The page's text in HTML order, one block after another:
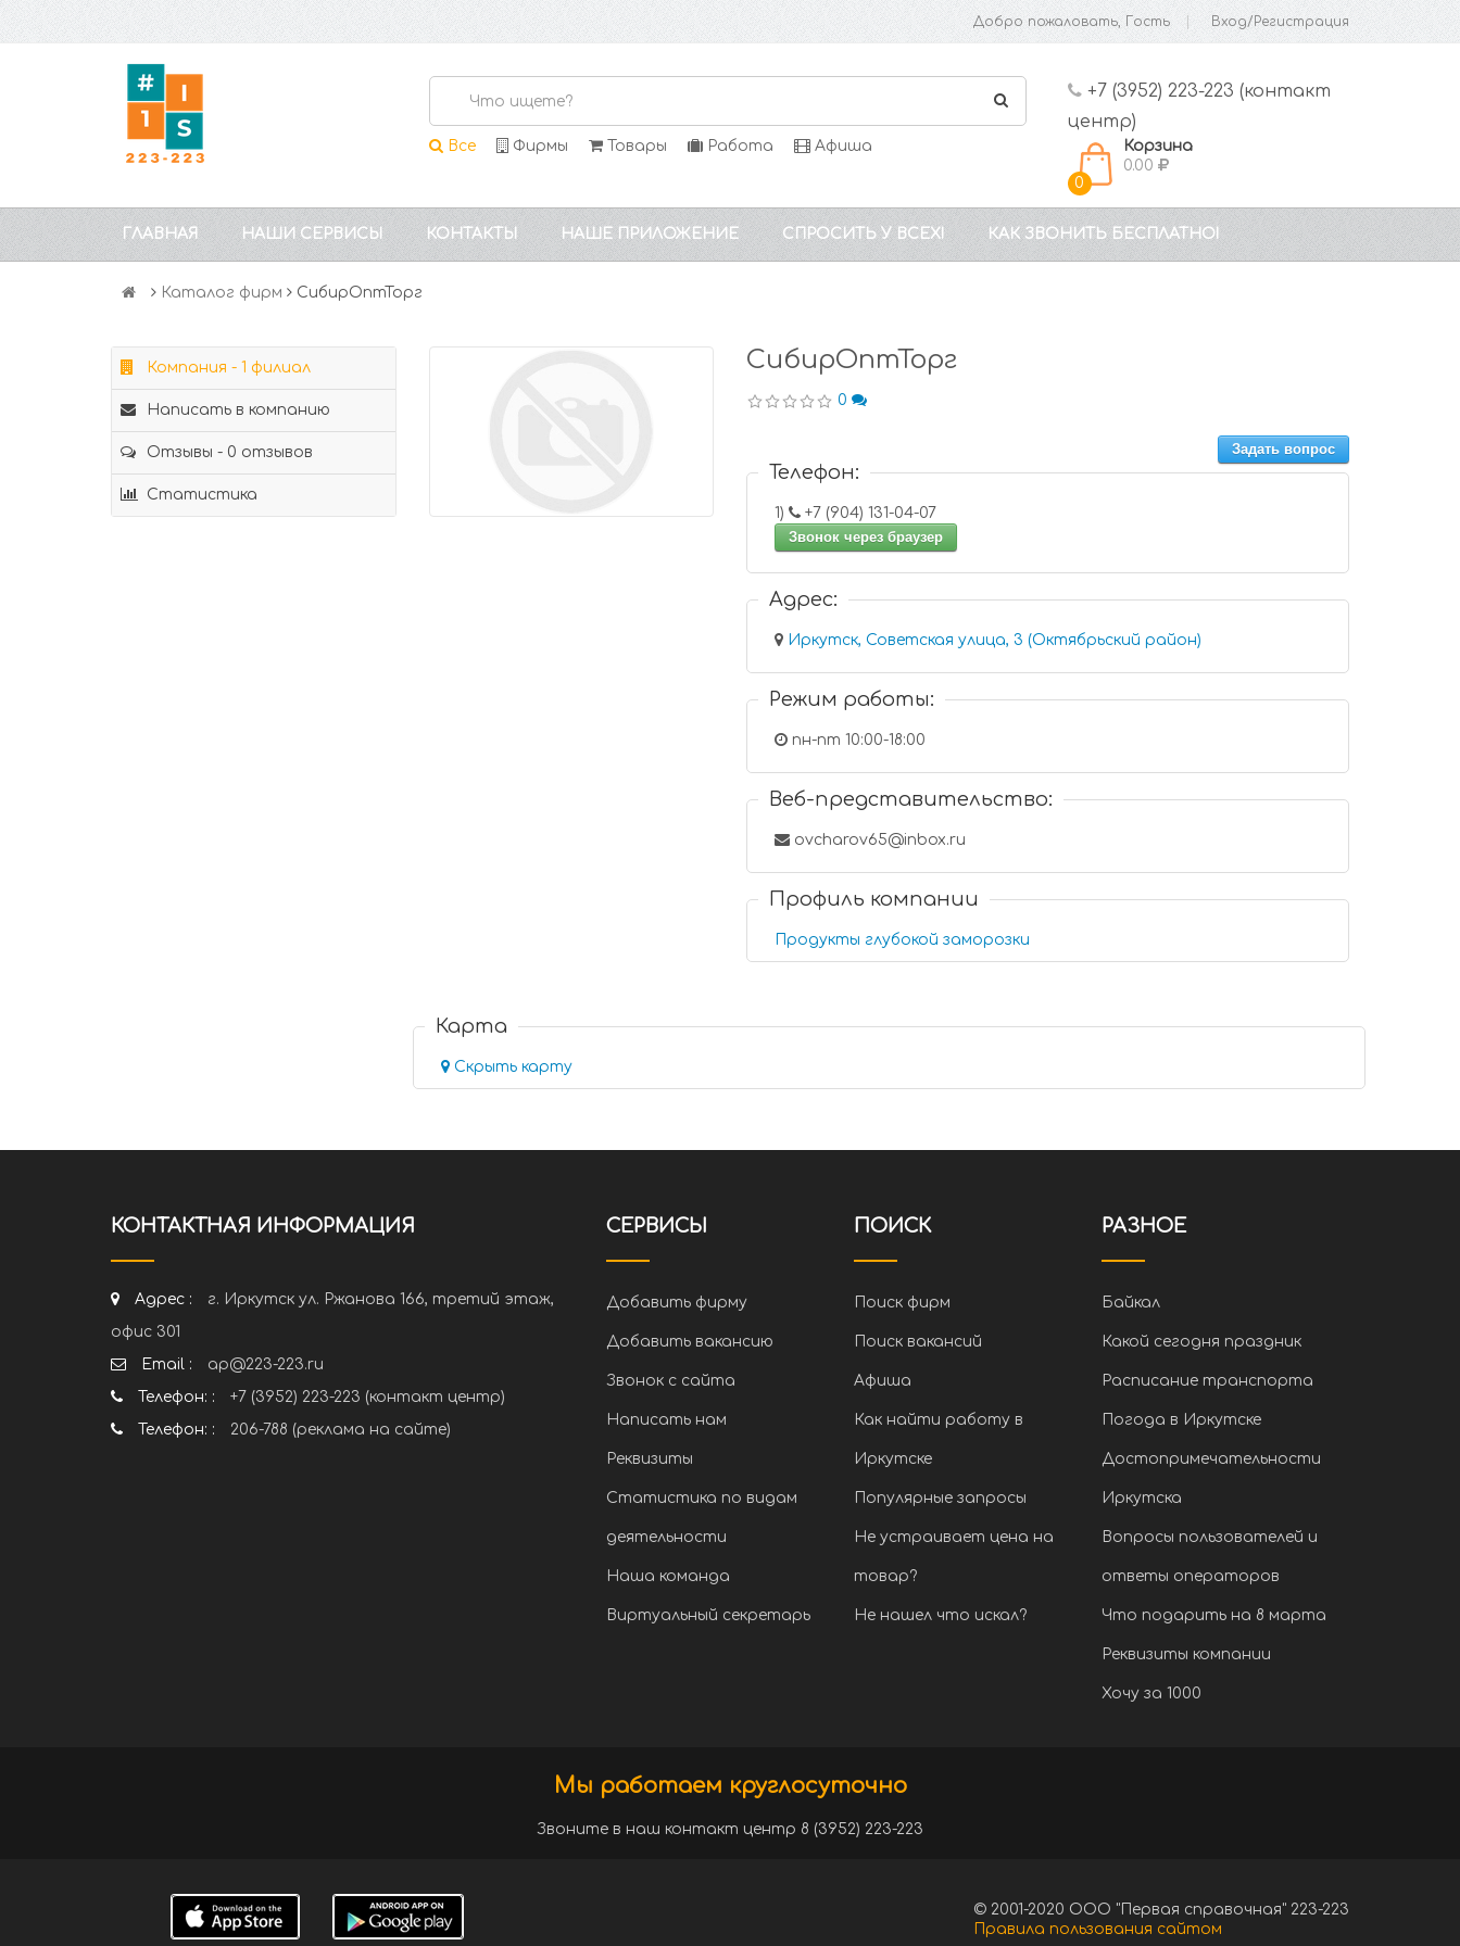
Добро пожаловать, Гость Вход/Регистрация
Все Фирмы Товары Работа Афиша
+7 (3952) 223-223 (контакт
центр)
0
Корзина
0.00
ГЛАВНАЯ НАШИ СЕРВИСЫ КОНТАКТЫ НАШЕ ПРИЛОЖЕНИЕ СПРОСИТЬ У ВСЕХ! КАК ЗВОНИТЬ БЕСПЛАТНО!
Каталог фирм СибирОптТорг
Компания - 1 филиал
Написать в компанию
Отзывы - 0 отзывов
Статистика
СибирОптТорг
0
Задать вопрос
Телефон:
1)
+7 (904) 131-04-07
Звонок через браузер
Адрес:
Иркутск, Советская улица, 3 (Октябрьский район)
Режим работы:
пн-пт 10:00-18:00
Веб-представительство:
ovcharov65@inbox.ru
Профиль компании
Продукты глубокой заморозки
Карта
Скрыть карту
КОНТАКТНАЯ ИНФОРМАЦИЯ
Адрес :
г. Иркутск ул. Ржанова 166, третий этаж,
офис 301
Email :
ap@223-223.ru
Телефон: :
+7 (3952) 223-223 (контакт центр)
Телефон: :
206-788 (реклама на сайте)
СЕРВИСЫ
Добавить фирму
Добавить вакансию
Звонок с сайта
Написать нам
Реквизиты
Статистика по видам
деятельности
Наша команда
Виртуальный секретарь
ПОИСК
Поиск фирм
Поиск вакансий
Афиша
Как найти работу в
Иркутске
Популярные запросы
Не устраивает цена на
товар?
Не нашел что искал?
РАЗНОЕ
Байкал
Какой сегодня праздник
Расписание транспорта
Погода в Иркутске
Достопримечательности
Иркутска
Вопросы пользователей и
ответы операторов
Что подарить на 8 марта
Реквизиты компании
Хочу за 1000
Мы работаем круглосуточно
Звоните в наш контакт центр 8 (3952) 223-223
© 2001-2020 ООО "Первая справочная" 223-223
Правила пользования сайтом